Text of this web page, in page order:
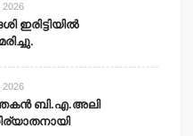
2026
ഇരിട്ടിയില്‍
2026
ബി.എ.അലി